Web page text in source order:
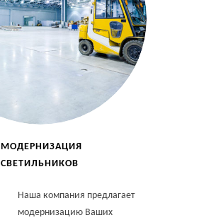
МОДЕРНИЗАЦИЯ
СВЕТИЛЬНИКОВ
Наша компания предлагает
модернизацию Ваших